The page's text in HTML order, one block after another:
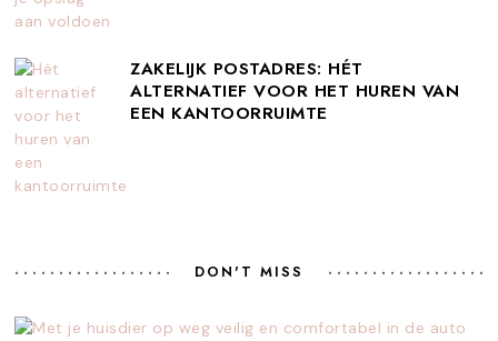
ZAKELIJK POSTADRES: HÉT
ALTERNATIEF VOOR HET HUREN VAN
EEN KANTOORRUIMTE
DON'T MISS